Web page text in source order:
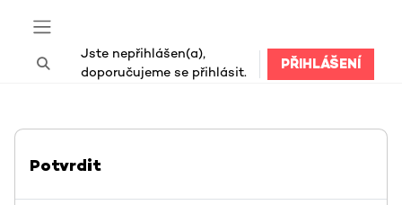
Boční panel
Přepnout vyhledávání
Jste nepřihlášen(a),
doporučujeme se přihlásit.
PŘIHLÁŠENÍ
Potvrdit